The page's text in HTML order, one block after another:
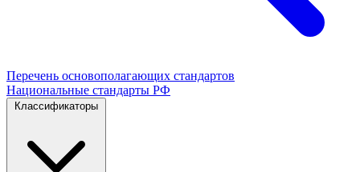
Перечень основополагающих стандартов
Национальные стандарты РФ
Классификаторы